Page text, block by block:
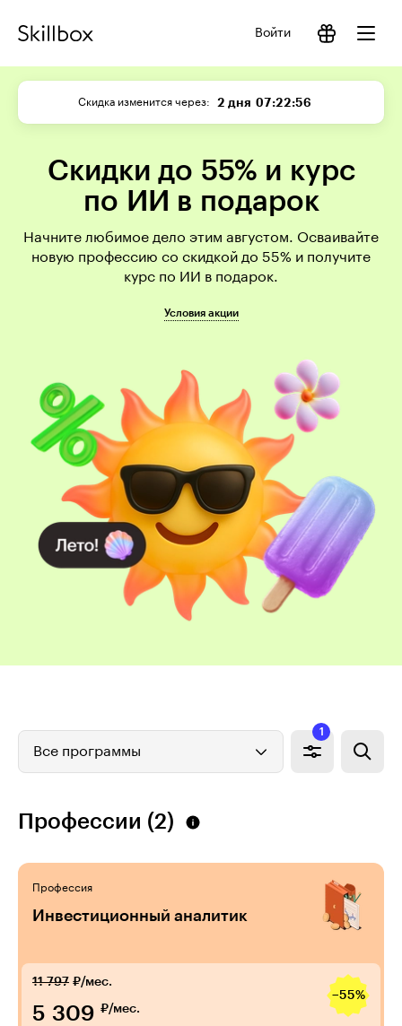
Войти
Скидка изменится через 2 дня 07:22:56
Скидки до 55% и курс
по ИИ в подарок
Начните любимое дело этим августом. Осваивайте
новую профессию со скидкой до 55% и получите
курс по ИИ в подарок.
Условия акции
Все программы
1
Профессии (2)
Профессия
Инвестиционный аналитик
11 797 ₽/мес.
−55%
5 309 ₽/мес.